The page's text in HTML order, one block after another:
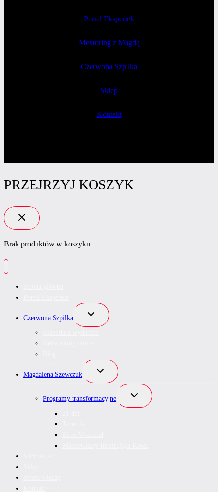
Portal Ekspertek
Mentoring z Magdą
Czerwona Szpilka
Sklep
Kontakt
PRZEJRZYJ KOSZYK
Brak produktów w koszyku.
Czerwona Szpilka
Przełącz
podrzędne
Magdalena Szewczuk
Przełącz
podrzędne
Programy transformacyjne
Przełącz
podrzędne